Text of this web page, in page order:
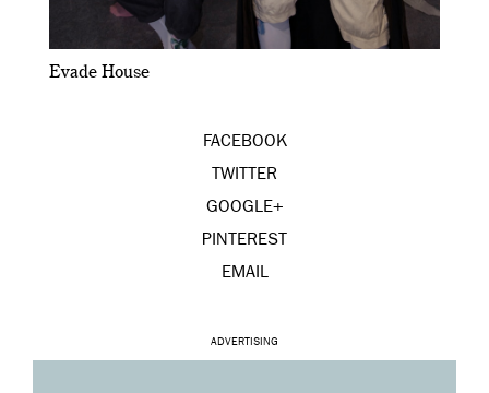
Evade House
FACEBOOK
TWITTER
GOOGLE+
PINTEREST
EMAIL
ADVERTISING